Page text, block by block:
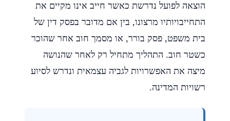
הוצאה לפועל נדרשת כאשר חייב אינו מקיים את
התחייבויותיו מרצונו, בין אם מדובר בפסק דין של
בית משפט, פסק בורר, או מסמך חוב אחר שהוכר
כשטר חוב. התהליך מתחיל רק לאחר שהנושה
מיצה את האפשרויות לגביה עצמאית ונדרש לסיוע
רשויות המדינה.